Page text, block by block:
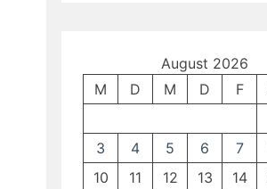
August 2026
M
D M D F
3
4 5 6 7
10
11 12 13 14